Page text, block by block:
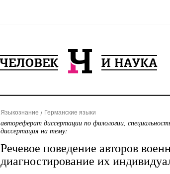
Языкознание Германские языки
автореферат диссертации по филологии,
диссертация на тему:
Речевое поведение авторов
диагностирование их